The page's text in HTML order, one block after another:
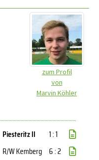
zum Profil
von
Marvin Köhler
Piesteritz II
1 : 1
R/W Kemberg 6 : 2